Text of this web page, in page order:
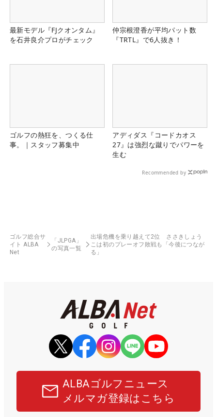
最新モデル『FJクオンタム』
を石井良介プロがチェック
仲宗根澄香が平均パット数
『TRTL』で6人抜き！
ゴルフの熱狂を、つくる仕
事。｜スタッフ募集中
アディダス『コードカオス
27』は強烈な蹴りでパワーを
生む
Recommended by
ゴルフ総合サ
イト ALBA
Net
「JLPGA」
の写真一覧
出場危機を乗り越えて2位 ささきしょう
こは初のプレーオフ敗戦も「今後につなが
る」
ALBAゴルフニュース
メルマガ登録はこちら